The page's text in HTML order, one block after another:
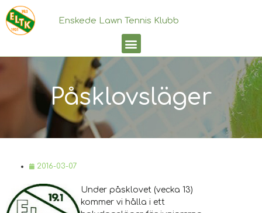
Enskede Lawn Tennis Klubb
Påsklovsläger
2016-03-07
Under påsklovet (vecka 13)
kommer vi hålla i ett